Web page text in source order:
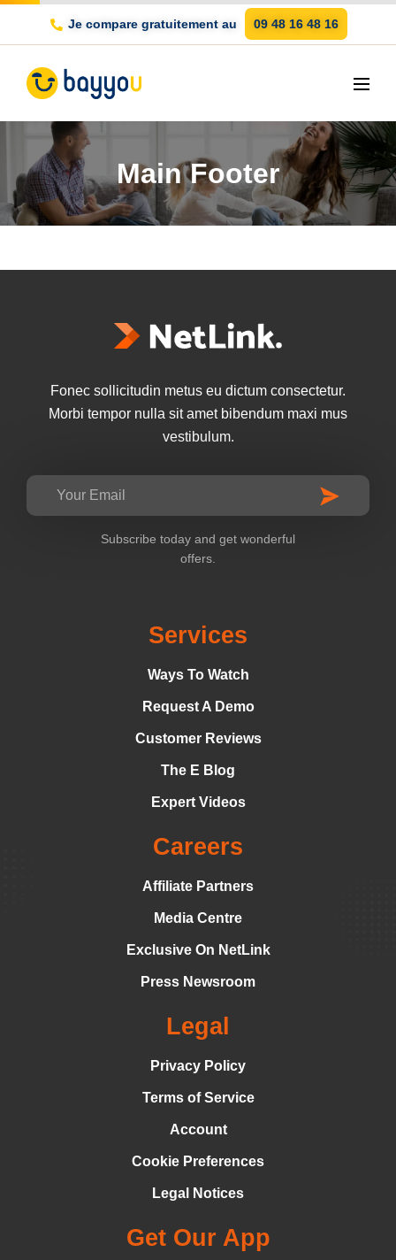
Je compare gratuitement au 09 48 16 48 16
Main Footer
Fonec sollicitudin metus eu dictum consectetur.
Morbi tempor nulla sit amet bibendum maxi mus
vestibulum.
Subscribe today and get wonderful
offers.
Services
Ways To Watch
Request A Demo
Customer Reviews
The E Blog
Expert Videos
Careers
Affiliate Partners
Media Centre
Exclusive On NetLink
Press Newsroom
Legal
Privacy Policy
Terms of Service
Account
Cookie Preferences
Legal Notices
Get Our App